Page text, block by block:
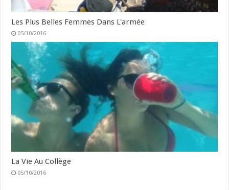
Les Plus Belles Femmes Dans L'armée
05/10/2016
La Vie Au Collège
05/10/2016